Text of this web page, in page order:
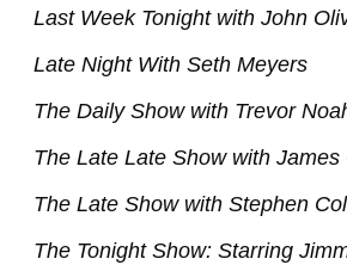
Last Week Tonight with John
Late Night With Seth Meyers
The Daily Show with Trevor
The Late Late Show with James
The Late Show with Stephen
The Tonight Show: Starring